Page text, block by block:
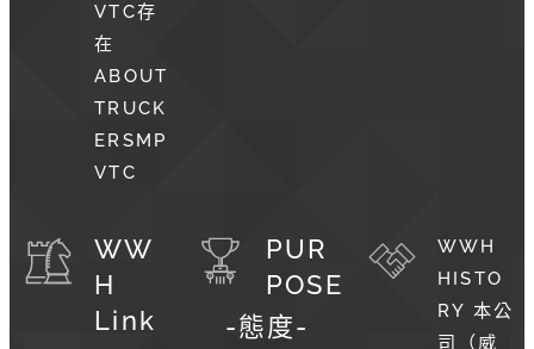
VTC存
在
ABOUT
TRUCK
ERSMP
VTC
WW
H
Link
PUR
POSE
-態度-
WWH
HISTO
RY 本公
司（威